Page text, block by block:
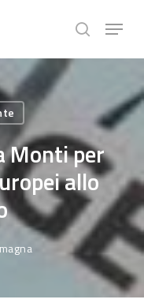
search
Menu
Monti per
allo